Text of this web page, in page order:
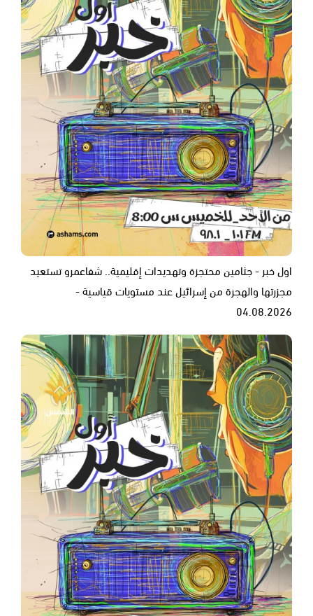
اول خبر - جثامين محتجزة وتهديدات إقليمية.. شفاعمرو تستعيد
مجزرتها والهجرة من إسرائيل عند مستويات قياسية -
04.08.2026